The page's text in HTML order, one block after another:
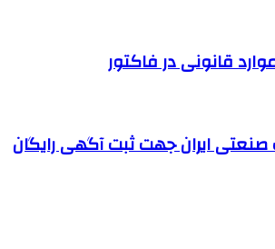
قانونی در فاکتور
صنعتی ایران جهت ثبت آگهی رایگان